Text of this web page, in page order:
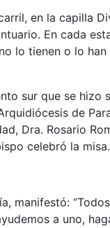
en la capilla
En cada
lo tienen o lo han
sur que se hizo
de
Dra. Rosario
celebró la misa.
manifestó: “Todos
a uno,